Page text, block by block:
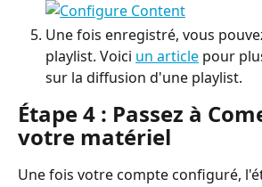
Une fois enregistré, vous
playlist. Voici un article pour
sur la diffusion d'une playlist.
Étape 4 : Passez à
votre matériel
Une fois votre compte configuré,